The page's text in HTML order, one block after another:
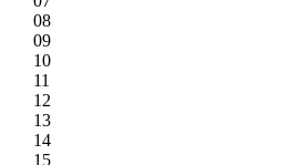
08
09
10
11
12
13
14
15